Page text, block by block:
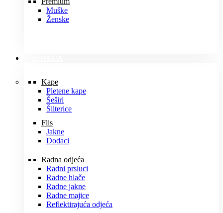
Muške
Ženske
Kape
Pletene kape
Šeširi
Šilterice
Flis
Jakne
Dodaci
Radna odjeća
Radni prsluci
Radne hlače
Radne jakne
Radne majice
Reflektirajuća odjeća